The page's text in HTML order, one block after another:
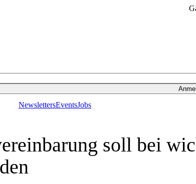
NewslettersEventsJobs
soll bei